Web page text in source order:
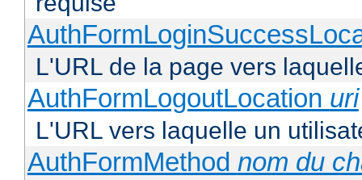
L'URL de la page vers
AuthFormLogoutLocation uri
L'URL vers laquelle un
AuthFormMethod nom du